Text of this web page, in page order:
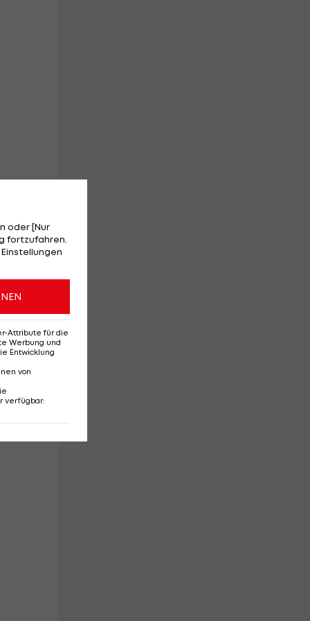
oder [Nur
fortzufahren.
Attribute für die
Werbung und
Entwicklung
von
verfügbar: